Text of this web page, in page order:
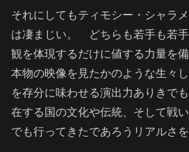
それにしてもティモシー・シャラ
は凄まじい。 どちらも若手も若
観を体現するだけに値する力量を
本物の映像を見たかのような生々
を存分に味わせる演出力ありきで
在する国の文化や伝統、そして戦
でも行ってきたであろうリアルさ